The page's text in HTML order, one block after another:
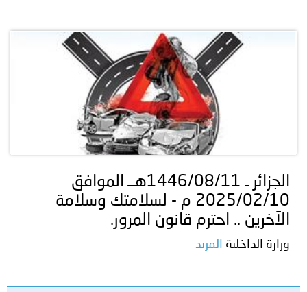
الجزائر ـ 1446/08/11هــ الموافق
2025/02/10 م - لسلامتك وسلامة
الآخرين .. احترم قانون المرور.
وزارة الداخلية المزيد